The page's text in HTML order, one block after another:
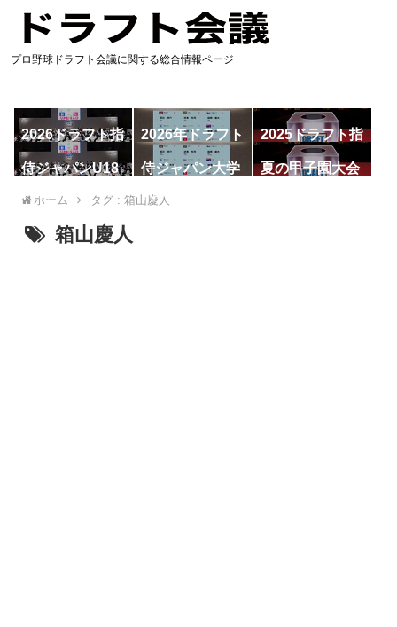
プロ野球ドラフト会議に関する総合情報ページ
2026ドラフト指
名予想
2026年ドラフト
候補
2025ドラフト指
名一覧
侍ジャパンU18
代表
侍ジャパン大学
代表
夏の甲子園大会
ホーム タグ : 箱山慶人
箱山慶人